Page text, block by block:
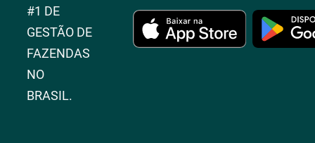
#1 DE
GESTÃO DE
FAZENDAS
NO
BRASIL.